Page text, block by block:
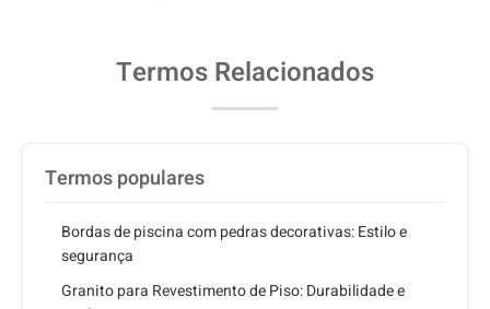
Termos Relacionados
Termos populares
Bordas de piscina com pedras decorativas: Estilo e
segurança
Granito para Revestimento de Piso: Durabilidade e